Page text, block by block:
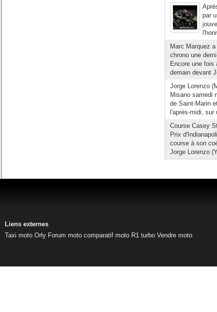
par
Marc Marquez
chrono une
Encore une
demain devant
Jorge Lorenzo
Misano samedi
de Saint-Marin
l'après-midi,
Course Casey
Prix
course à son
Jorge Lorenzo
Liens externes
Taxi moto Orly Forum moto comparatif moto R1 turbo Vendre moto